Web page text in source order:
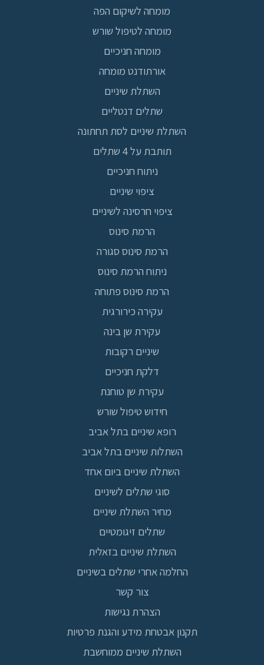
מומחה לשיקום הפה
מומחה לטיפול שורש
מומחה חניכיים
אורתודנט מומחה
השתלת שיניים
שתלים דנטליים
השתלת שיניים לסת תחתונה
תותבת על 4 שתלים
ניתוח חניכיים
ציפוי שיניים
ציפוי חרסינה לשיניים
הרמת סינוס
הרמת סינוס סגורה
ניתוח הרמת סינוס
הרמת סינוס פתוחה
עקירה כירורגית
עקירת שן בינה
שיניים רקובות
דלקת חניכיים
עקירת שן טוחנת
חידוש טיפול שורש
רופא שיניים בתל אביב
השתלות שיניים בתל אביב
השתלת שיניים ביום אחד
סוגי שתלים לשיניים
מחיר השתלת שיניים
שתלים זיגומטיים
השתלת שיניים בזאלית
החלמה אחרי שתלים בשיניים
צור קשר
הצהרת נגישות
תקנון אבטחת מידע והגנת פרטיות
השתלת שיניים ממוחשבת